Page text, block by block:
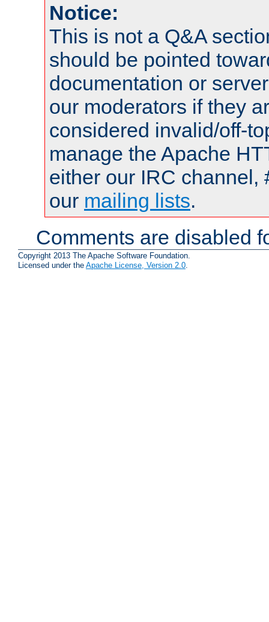
Notice:
This is not a Q&A
should be pointed
documentation or
our moderators if they
considered invalid/off-
manage the Apache
either our IRC channel,
our mailing lists.
Comments are disabled
Copyright 2013 The Apache Software Foundation.
Licensed under the Apache License, Version 2.0.